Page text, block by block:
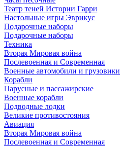
Театр теней Истории Гарри
Настольные игры Эврикус
Подарочные наборы
Подарочные наборы
Техника
Вторая Мировая война
Послевоенная и Современная
Военные автомобили и грузовики
Корабли
Парусные и пассажирские
Военные корабли
Подводные лодки
Великие противостояния
Авиация
Вторая Мировая война
Послевоенная и Современная